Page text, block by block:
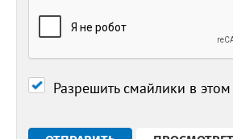
Разрешить смайлики в